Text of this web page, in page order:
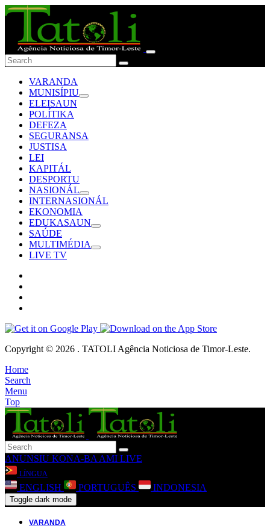
VARANDA
MUNISÍPIU
ELEISAUN
POLÍTIKA
DEFEZA
SEGURANSA
JUSTISA
LEI
KAPITÁL
DESPORTU
NASIONÁL
INTERNASIONÁL
EKONOMIA
EDUKASAUN
SAÚDE
MULTIMÉDIA
LIVE TV
Copyright © 2026 . TATOLI Agência Noticiosa de Timor-Leste.
Home
Search
Menu
Top
ANUNSIU KONA-BA AMI LIVE
LÍNGUA
ENGLISH PORTUGUÊS INDONESIA
Toggle dark mode
VARANDA